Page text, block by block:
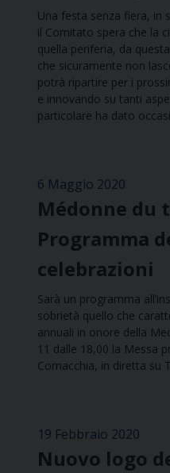
Una festa senza fiera, in
il Comitato spera che la
quella periferia, da
che sicuramente non
potrà ripartire per i
e innovando su tanti
particolare ha dato
6 Maggio 2020
Médonne du
Programma
celebrazioni
Sarà un programma
sobrietà quello che
annuali in onore della
11 dalle 18,00 la Messa
Cornacchia, in diretta su
19 Febbraio 2020
Nuovo logo